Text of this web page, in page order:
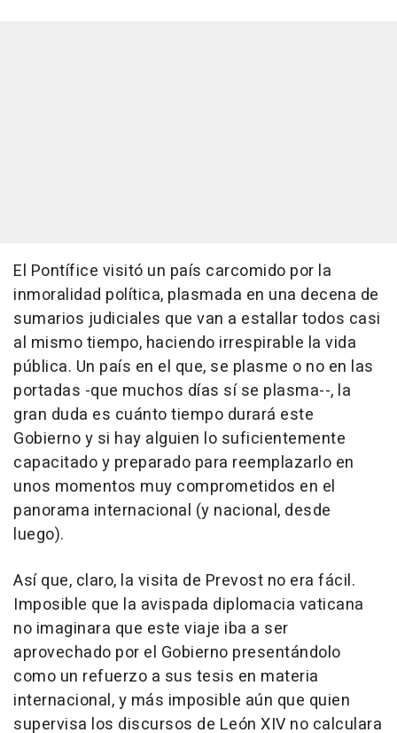
El Pontífice visitó un país carcomido por la
inmoralidad política, plasmada en una decena de
sumarios judiciales que van a estallar todos casi
al mismo tiempo, haciendo irrespirable la vida
pública. Un país en el que, se plasme o no en las
portadas -que muchos días sí se plasma--, la
gran duda es cuánto tiempo durará este
Gobierno y si hay alguien lo suficientemente
capacitado y preparado para reemplazarlo en
unos momentos muy comprometidos en el
panorama internacional (y nacional, desde
luego).
Así que, claro, la visita de Prevost no era fácil.
Imposible que la avispada diplomacia vaticana
no imaginara que este viaje iba a ser
aprovechado por el Gobierno presentándolo
como un refuerzo a sus tesis en materia
internacional, y más imposible aún que quien
supervisa los discursos de León XIV no calculara